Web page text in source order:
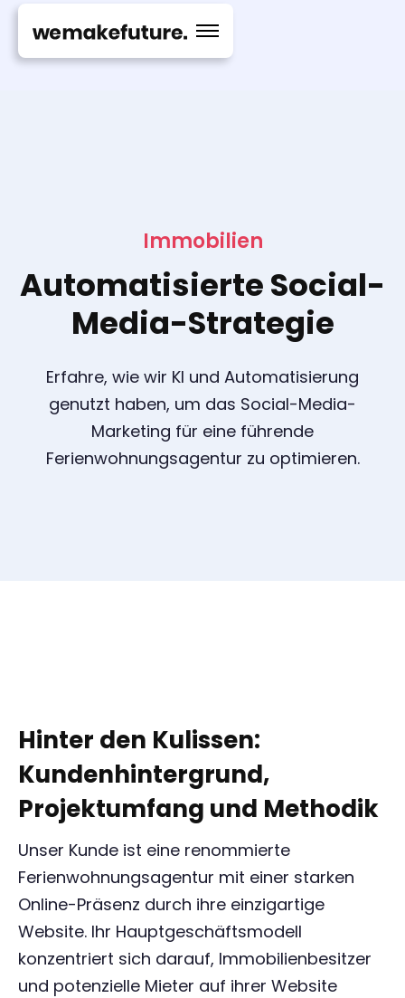
Immobilien
Automatisierte Social-
Media-Strategie
Erfahre, wie wir KI und Automatisierung
genutzt haben, um das Social-Media-
Marketing für eine führende
Ferienwohnungsagentur zu optimieren.
Hinter den Kulissen:
Kundenhintergrund,
Projektumfang und Methodik
Unser Kunde ist eine renommierte
Ferienwohnungsagentur mit einer starken
Online-Präsenz durch ihre einzigartige
Website. Ihr Hauptgeschäftsmodell
konzentriert sich darauf, Immobilienbesitzer
und potenzielle Mieter auf ihrer Website